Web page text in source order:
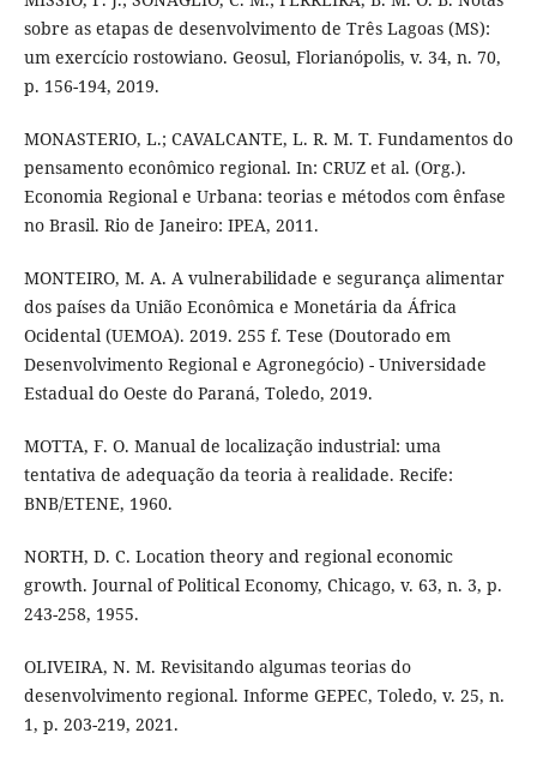
sobre as etapas de desenvolvimento de Três Lagoas (MS):
um exercício rostowiano. Geosul, Florianópolis, v. 34, n. 70,
p. 156-194, 2019.
MONASTERIO, L.; CAVALCANTE, L. R. M. T. Fundamentos do
pensamento econômico regional. In: CRUZ et al. (Org.).
Economia Regional e Urbana: teorias e métodos com ênfase
no Brasil. Rio de Janeiro: IPEA, 2011.
MONTEIRO, M. A. A vulnerabilidade e segurança alimentar
dos países da União Econômica e Monetária da África
Ocidental (UEMOA). 2019. 255 f. Tese (Doutorado em
Desenvolvimento Regional e Agronegócio) - Universidade
Estadual do Oeste do Paraná, Toledo, 2019.
MOTTA, F. O. Manual de localização industrial: uma
tentativa de adequação da teoria à realidade. Recife:
BNB/ETENE, 1960.
NORTH, D. C. Location theory and regional economic
growth. Journal of Political Economy, Chicago, v. 63, n. 3, p.
243-258, 1955.
OLIVEIRA, N. M. Revisitando algumas teorias do
desenvolvimento regional. Informe GEPEC, Toledo, v. 25, n.
1, p. 203-219, 2021.